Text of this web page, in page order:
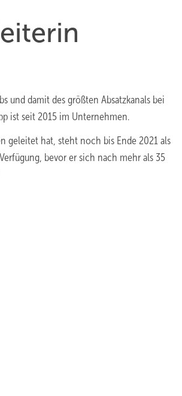
und damit des größten Absatzkanals bei
ist seit 2015 im Unternehmen.
geleitet hat, steht noch bis Ende 2021 als
bevor er sich nach mehr als 35